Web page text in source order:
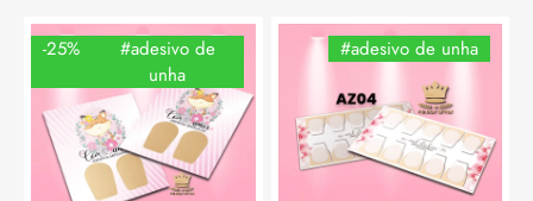
-25%
#adesivo de
unha
#adesivo de unha